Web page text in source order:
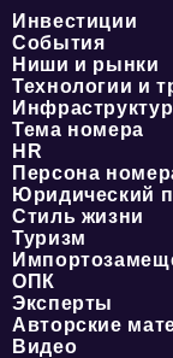
Инвестиции
События
Ниши и рынки
Технологии и
Тема номера
HR
Персона
Юридический
Стиль жизни
Туризм
ОПК
Эксперты
Авторские
Видео